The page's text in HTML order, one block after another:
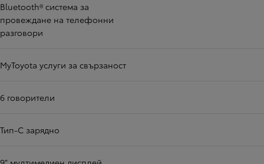
Bluetooth® система за
провеждане на телефонни
разговори
MyToyota услуги за свързаност
6 говорители
Тип-C зарядно